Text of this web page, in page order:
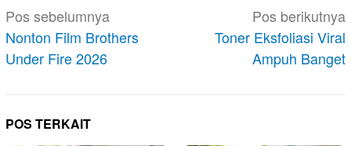
Navigasi
pos
Pos sebelumnya
Nonton Film Brothers
Under Fire 2026
Pos berikutnya
Toner Eksfoliasi Viral
Ampuh Banget
POS TERKAIT